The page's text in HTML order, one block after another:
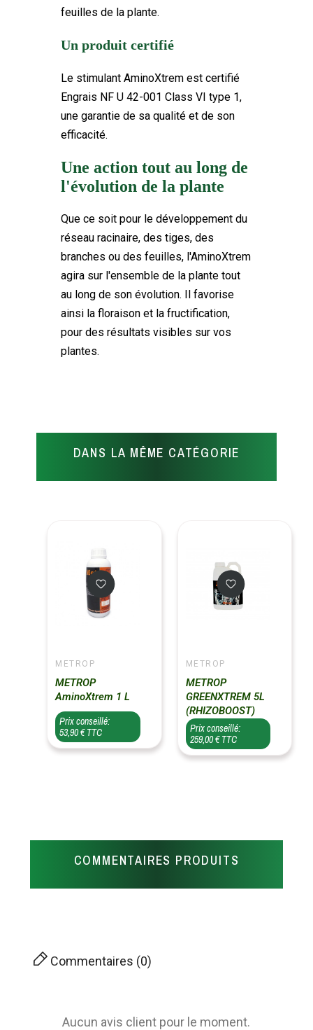
feuilles de la plante.
Un produit certifié
Le stimulant AminoXtrem est certifié
Engrais NF U 42-001 Class VI type 1,
une garantie de sa qualité et de son
efficacité.
Une action tout au long de
l'évolution de la plante
Que ce soit pour le développement du
réseau racinaire, des tiges, des
branches ou des feuilles, l'AminoXtrem
agira sur l'ensemble de la plante tout
au long de son évolution. Il favorise
ainsi la floraison et la fructification,
pour des résultats visibles sur vos
plantes.
DANS LA MÊME CATÉGORIE
METROP
METROP
AminoXtrem 1 L
Prix conseillé:
53,90 € TTC
METROP
METROP
GREENXTREM 5L
(RHIZOBOOST)
Prix conseillé:
259,00 € TTC
COMMENTAIRES PRODUITS
Commentaires (0)
Aucun avis client pour le moment.